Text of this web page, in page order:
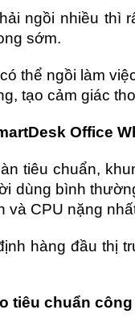
ngồi nhiều thì
sớm.
thể ngồi làm
tạo cảm giác
Office
tiêu chuẩn,
dùng bình
và CPU nặng
hàng đầu thị
tiêu chuẩn